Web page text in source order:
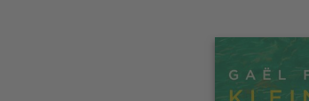
Interaktives